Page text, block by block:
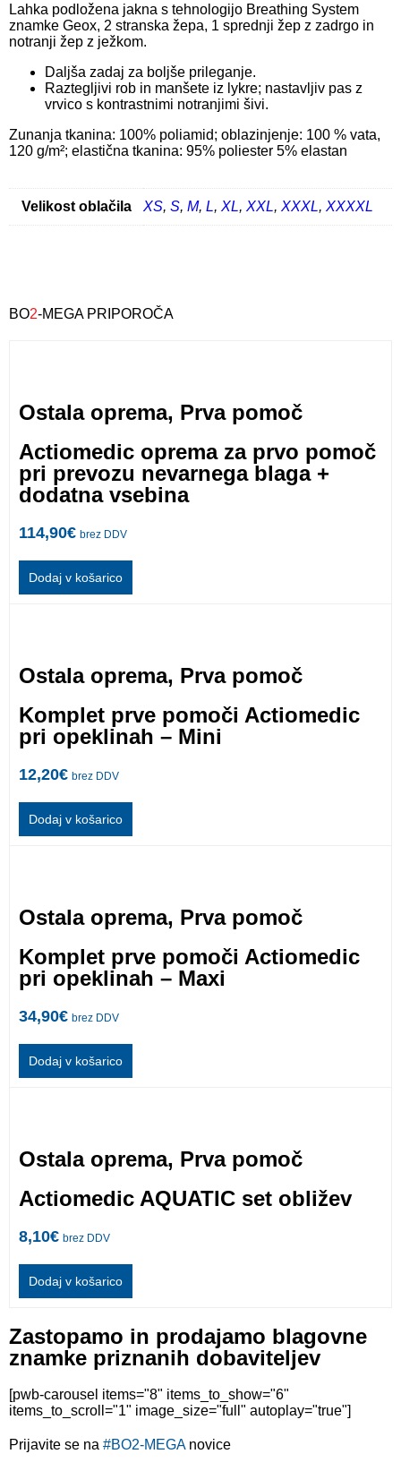
Lahka podložena jakna s tehnologijo Breathing System
znamke Geox, 2 stranska žepa, 1 sprednji žep z zadrgo in
notranji žep z ježkom.
Daljša zadaj za boljše prileganje.
Raztegljivi rob in manšete iz lykre; nastavljiv pas z
vrvico s kontrastnimi notranjimi šivi.
Zunanja tkanina: 100% poliamid; oblazinjenje: 100 % vata,
120 g/m²; elastična tkanina: 95% poliester 5% elastan
Velikost oblačila XS, S, M, L, XL, XXL, XXXL, XXXXL
BO2-MEGA PRIPOROČA
Ostala oprema, Prva pomoč
Actiomedic oprema za prvo pomoč
pri prevozu nevarnega blaga +
dodatna vsebina
114,90€ brez DDV
Dodaj v košarico
Ostala oprema, Prva pomoč
Komplet prve pomoči Actiomedic
pri opeklinah – Mini
12,20€ brez DDV
Dodaj v košarico
Ostala oprema, Prva pomoč
Komplet prve pomoči Actiomedic
pri opeklinah – Maxi
34,90€ brez DDV
Dodaj v košarico
Ostala oprema, Prva pomoč
Actiomedic AQUATIC set obližev
8,10€ brez DDV
Dodaj v košarico
Zastopamo in prodajamo blagovne
znamke priznanih dobaviteljev
[pwb-carousel items="8" items_to_show="6"
items_to_scroll="1" image_size="full" autoplay="true"]
Prijavite se na #BO2-MEGAnovice